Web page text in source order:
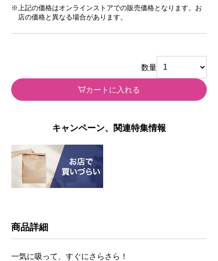
※上記の価格はオンラインストアでの販売価格となります。お
店の価格と異なる場合があります。
数量
カートに入れる
キャンペーン、関連特集情報
商品詳細
一気に吸って、すぐにさらさら！